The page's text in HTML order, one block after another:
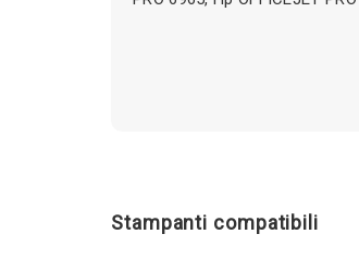
Stampanti compatibili